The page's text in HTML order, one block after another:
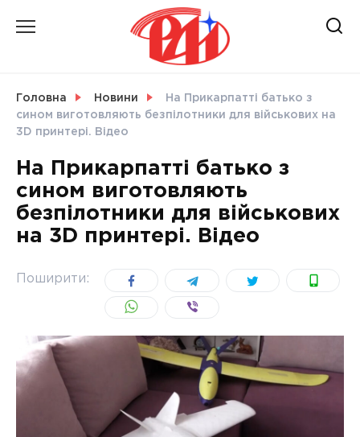
СВІТ
УКРАЇНА
Головна Новини
На Прикарпатті батько з
сином виготовляють безпілотники для військових на
3D принтері. Відео
На Прикарпатті батько з
сином виготовляють
безпілотники для військових
на 3D принтері. Відео
Поширити: